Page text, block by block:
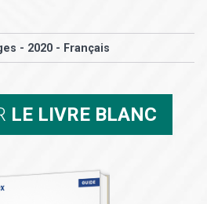
- 2020 - Français
LE LIVRE BLANC